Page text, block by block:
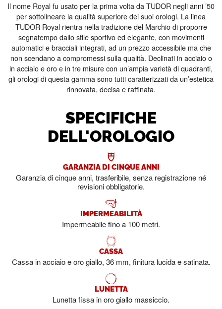
Il nome Royal fu usato per la prima volta da TUDOR negli anni ’50
per sottolineare la qualità superiore dei suoi orologi. La linea
TUDOR Royal rientra nella tradizione del Marchio di proporre
segnatempo dallo stile sportivo ed elegante, con movimenti
automatici e bracciali integrati, ad un prezzo accessibile ma che
non scendano a compromessi sulla qualità. Declinati in acciaio o
in acciaio e oro e in tre misure con un’ampia varietà di quadranti,
gli orologi di questa gamma sono tutti caratterizzati da un’estetica
rinnovata, decisa e raffinata.
SPECIFICHE
DELL'OROLOGIO
GARANZIA DI CINQUE ANNI
Garanzia di cinque anni, trasferibile, senza registrazione né
revisioni obbligatorie.
IMPERMEABILITÀ
Impermeabile fino a 100 metri.
CASSA
Cassa in acciaio e oro giallo, 36 mm, finitura lucida e satinata.
LUNETTA
Lunetta fissa in oro giallo massiccio.